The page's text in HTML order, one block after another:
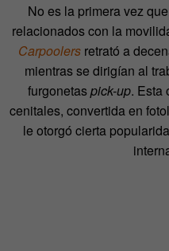
No es la primera vez
relacionados con la
Carpoolers retrató a
mientras se dirigían al
furgonetaspick-up. Esta
cenitales, convertida en
le otorgó cierta